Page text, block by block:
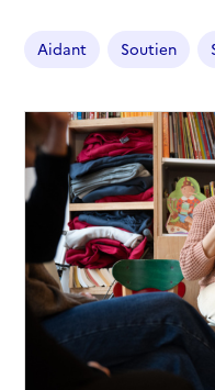
Aidant Soutien